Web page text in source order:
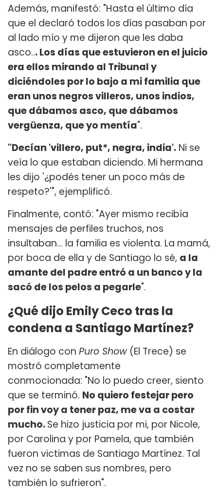
Además, manifestó: "Hasta el último día
que el declaró todos los días pasaban por
al lado mío y me dijeron que les daba
asco... Los días que estuvieron en el juicio
era ellos mirando al Tribunal y
diciéndoles por lo bajo a mi familia que
eran unos negros villeros, unos indios,
que dábamos asco, que dábamos
vergüenza, que yo mentía".
"Decían 'villero, put*, negra, india'. Ni se
veía lo que estaban diciendo. Mi hermana
les dijo '¿podés tener un poco más de
respeto?'", ejemplificó.
Finalmente, contó: "Ayer mismo recibía
mensajes de perfiles truchos, nos
insultaban... la familia es violenta. La mamá,
por boca de ella y de Santiago lo sé, a la
amante del padre entró a un banco y la
sacó de los pelos a pegarle".
¿Qué dijo Emily Ceco tras la
condena a Santiago Martínez?
En diálogo con Puro Show(El Trece) se
mostró completamente
conmocionada: "No lo puedo creer, siento
que se terminó. No quiero festejar pero
por fin voy a tener paz, me va a costar
mucho.Se hizo justicia por mi, por Nicole,
por Carolina y por Pamela, que también
fueron victimas de Santiago Martínez. Tal
vez no se saben sus nombres, pero
también lo sufrieron".